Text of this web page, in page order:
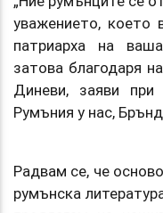
уважението, което
патриарха на
затова благодаря
Диневи, заяви при
Румъния у нас,
Радвам се, че
румънска